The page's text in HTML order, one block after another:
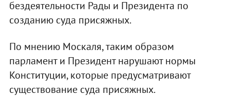
бездеятельности Рады и Президента по
созданию суда присяжных.
По мнению Москаля, таким образом
парламент и Президент нарушают нормы
Конституции, которые предусматривают
существование суда присяжных.